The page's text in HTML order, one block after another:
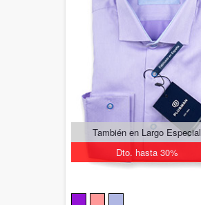
Dto. hasta 30%
También en Largo Especial